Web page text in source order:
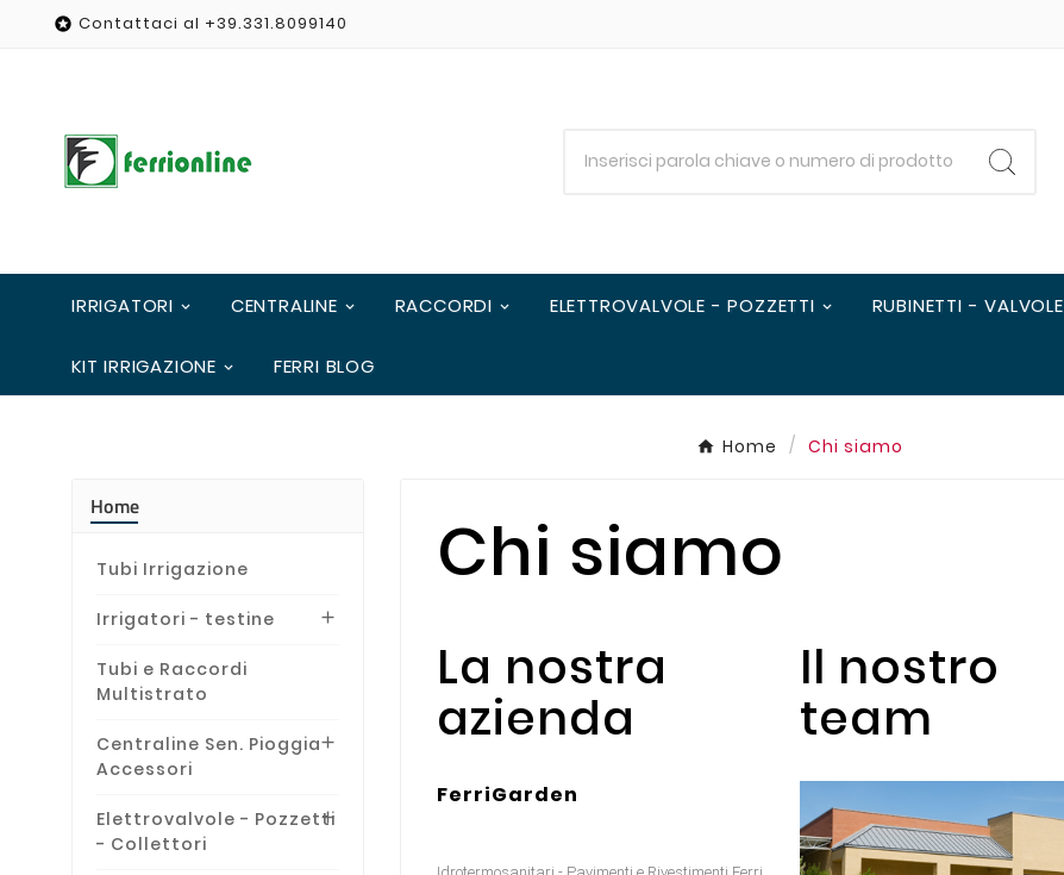
 Contattaci al +39.331.8099140
IRRIGATORI CENTRALINE RACCORDI ELETTROVALVOLE - POZZETTI RUBINETTI - VALVOLE
KIT IRRIGAZIONE FERRI BLOG
Home Chi siamo
Home
Tubi Irrigazione
Irrigatori - testine 
Tubi e Raccordi
Multistrato
Centraline Sen. Pioggia
Accessori

Elettrovalvole - Pozzetti
- Collettori

Chi siamo
La nostra
azienda
FerriGarden
Il nostro
team